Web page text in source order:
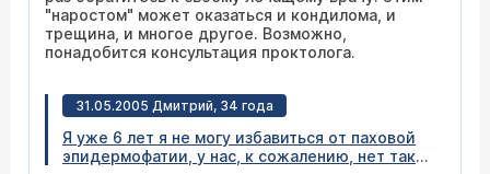
"наростом" может оказаться и кондилома, и
трещина, и многое другое. Возможно,
понадобится консультация проктолога.
31.05.2005 Дмитрий, 34 года
Я уже 6 лет я не могу избавиться от паховой
эпидермофатии, у нас, к сожалению, нет таких